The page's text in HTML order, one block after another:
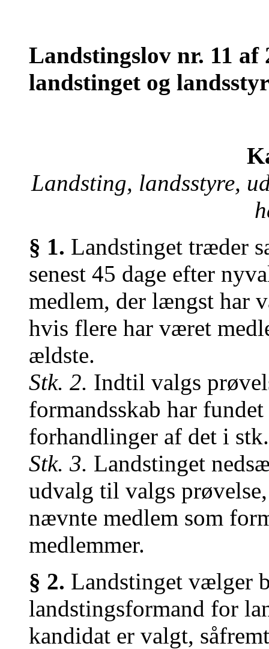
Landstingslov nr. 11 af
landstinget og
Landsting, landsstyre,
§ 1. Landstinget træder
senest 45 dage efter
medlem, der længst har
hvis flere har været
ældste.
Stk. 2. Indtil valgs
formandsskab har
forhandlinger af det i
Stk. 3. Landstinget
udvalg til valgs
nævnte medlem som
medlemmer.
§ 2. Landstinget vælger
landstingsformand for
kandidat er valgt,